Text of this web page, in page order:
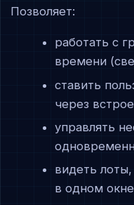
Позволяет:
работать с
времени
ставить
через
управлять
видеть
в одном